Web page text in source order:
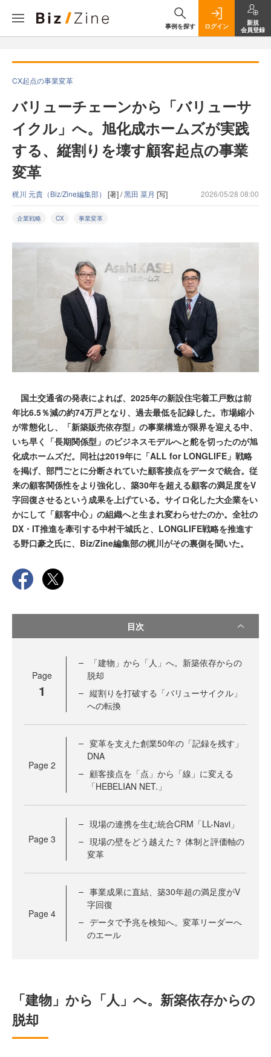
事例を探す ログイン
新規
会員登録
CX起点の事業変革
バリューチェーンから「バリューサ
イクル」へ。旭化成ホームズが実践
する、縦割りを壊す顧客起点の事業
変革
梶川 元貴（Biz/Zine編集部） [著] /黑田 菜月 [写] 2026/05/28 08:00
企業戦略 CX 事業変革
国土交通省の発表によれば、2025年の新設住宅着工戸数は前
年比6.5％減の約74万戸となり、過去最低を記録した。市場縮小
が常態化し、「新築販売依存型」の事業構造が限界を迎える中、
いち早く「長期関係型」のビジネスモデルへと舵を切ったのが旭
化成ホームズだ。同社は2019年に「ALL for LONGLIFE」戦略
を掲げ、部門ごとに分断されていた顧客接点をデータで統合。従
来の顧客関係性をより強化し、築30年を超える顧客の満足度をV
字回復させるという成果を上げている。サイロ化した大企業をい
かにして「顧客中心」の組織へと生まれ変わらせたのか。全社の
DX・IT推進を牽引する中村干城氏と、LONGLIFE戦略を推進す
る野口豪之氏に、Biz/Zine編集部の梶川がその裏側を聞いた。
目次
Page
1
「建物」から「人」へ。新築依存からの
脱却
縦割りを打破する「バリューサイクル」
への転換
Page 2
変革を支えた創業50年の「記録を残す」
DNA
顧客接点を「点」から「線」に変える
「HEBELIAN NET.」
Page 3
現場の連携を生む統合CRM「LL-Navi」
現場の壁をどう越えた？ 体制と評価軸の
変革
Page 4
事業成果に直結、築30年超の満足度がV
字回復
データで予兆を検知へ。変革リーダーへ
のエール
「建物」から「人」へ。新築依存からの
脱却